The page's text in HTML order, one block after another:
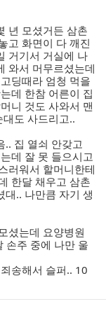
년 모셨거든 삼촌
고 화면이 다 깨진
거기서 거실에 나
와서 머무르셨는데
딩때라 엄청 먹을
데 한참 어른이 집
니 것도 사와서 맨
도 사드리고..
.. 집 열쇠 안갖고
데 잘 못 들으시고
러워서 할머니한테
한달 채우고 삼촌
대.. 나만큼 자기 생
셨는데 요양병원
손주 중에 나만 울
송해서 슬퍼.. 10